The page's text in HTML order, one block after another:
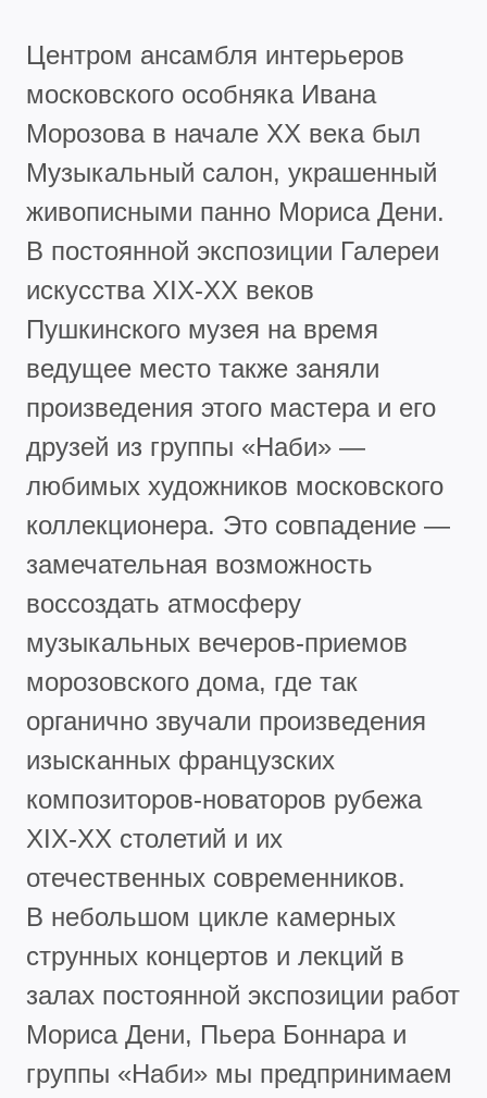
Центром ансамбля интерьеров
московского особняка Ивана
Морозова в начале ХХ века был
Музыкальный салон, украшенный
живописными панно Мориса Дени.
В постоянной экспозиции Галереи
искусства XIX-XX веков
Пушкинского музея на время
ведущее место также заняли
произведения этого мастера и его
друзей из группы «Наби» —
любимых художников московского
коллекционера. Это совпадение —
замечательная возможность
воссоздать атмосферу
музыкальных вечеров-приемов
морозовского дома, где так
органично звучали произведения
изысканных французских
композиторов-новаторов рубежа
XIX-XX столетий и их
отечественных современников.
В небольшом цикле камерных
струнных концертов и лекций в
залах постоянной экспозиции работ
Мориса Дени, Пьера Боннара и
группы «Наби» мы предпринимаем